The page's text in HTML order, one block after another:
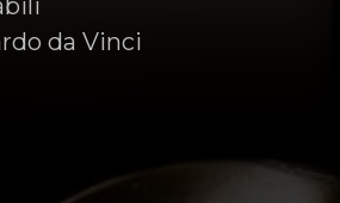
da Vinci